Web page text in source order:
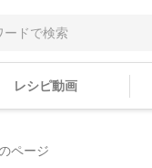
レシピ動画
ページ